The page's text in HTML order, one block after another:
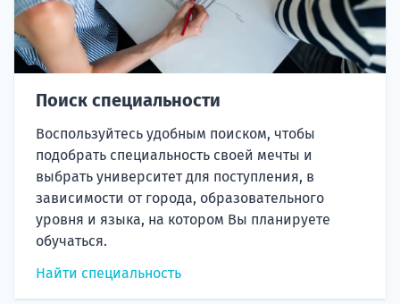
Поиск специальности
Воспользуйтесь удобным поиском, чтобы
подобрать специальность своей мечты и
выбрать университет для поступления, в
зависимости от города, образовательного
уровня и языка, на котором Вы планируете
обучаться.
Найти специальность